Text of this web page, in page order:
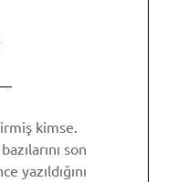
kimse.
son
yazıldığını